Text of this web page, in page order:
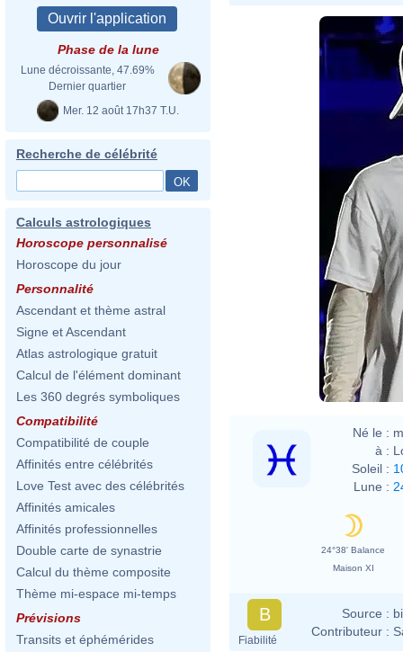
Phase de la lune
Lune décroissante, 47.69%
Dernier quartier
Mer. 12 août 17h37 T.U.
Recherche de célébrité
Calculs astrologiques
Horoscope personnalisé
Horoscope du jour
Personnalité
Ascendant et thème astral
Signe et Ascendant
Atlas astrologique gratuit
Calcul de l'élément dominant
Les 360 degrés symboliques
Compatibilité
Compatibilité de couple
Affinités entre célébrités
Love Test avec des célébrités
Affinités amicales
Affinités professionnelles
Double carte de synastrie
Calcul du thème composite
Thème mi-espace mi-temps
Prévisions
Transits et éphémérides
Né le :
à :
Soleil :
Lune :
24°38' Balance
Maison XI
B
Fiabilité
Source :
Contributeur :